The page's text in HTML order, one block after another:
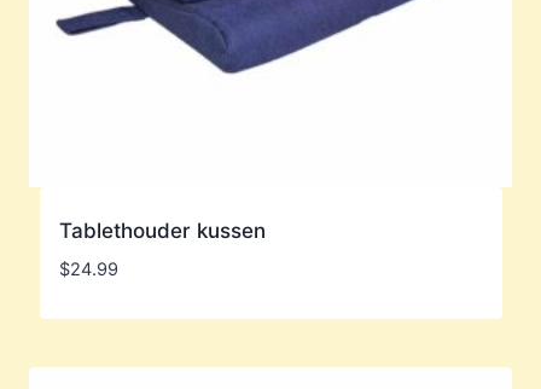
Tablethouder kussen
$24.99